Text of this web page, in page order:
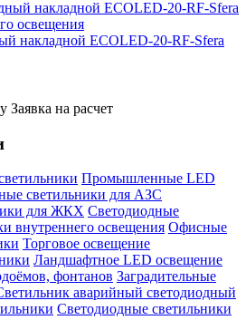
освещения
накладной ECOLED-20-RF-Sfera
Заявка на расчет
Промышленные LED
светильники для АЗС
для ЖКХ Светодиодные
внутреннего освещения Офисные
Торговое освещение
Ландшафтное LED освещение
фонтанов Заградительные
аварийный светодиодный
Светодиодные светильники